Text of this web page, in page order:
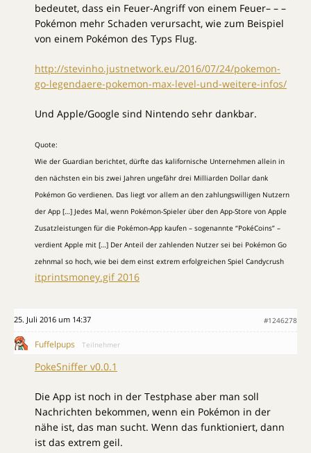
bedeutet, dass ein Feuer-Angriff von einem Feuer– – –
Pokémon mehr Schaden verursacht, wie zum Beispiel
von einem Pokémon des Typs Flug.
http://stevinho.justnetwork.eu/2016/07/24/pokemon-
go-legendaere-pokemon-max-level-und-weitere-infos/
Und Apple/Google sind Nintendo sehr dankbar.
Quote:
Wie der Guardian berichtet, dürfte das kalifornische Unternehmen allein in
den nächsten ein bis zwei Jahren ungefähr drei Milliarden Dollar dank
Pokémon Go verdienen. Das liegt vor allem an den zahlungswilligen Nutzern
der App […] Jedes Mal, wenn Pokémon-Spieler über den App-Store von Apple
Zusatzleistungen für die Pokémon-App kaufen – sogenannte “PokéCoins” –
verdient Apple mit […] Der Anteil der zahlenden Nutzer sei bei Pokémon Go
zehnmal so hoch, wie bei dem einst extrem erfolgreichen Spiel Candycrush
itprintsmoney.gif 2016
25. Juli 2016 um 14:37 #1246278
Fuffelpups Teilnehmer
PokeSniffer v0.0.1
Die App ist noch in der Testphase aber man soll
Nachrichten bekommen, wenn ein Pokémon in der
nähe ist, das man sucht. Wenn das funktioniert, dann
ist das extrem geil.